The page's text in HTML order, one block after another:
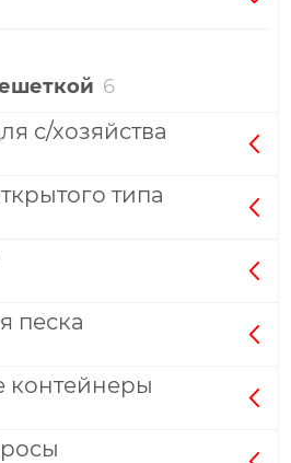
6
с/хозяйства
типа
песка
контейнеры